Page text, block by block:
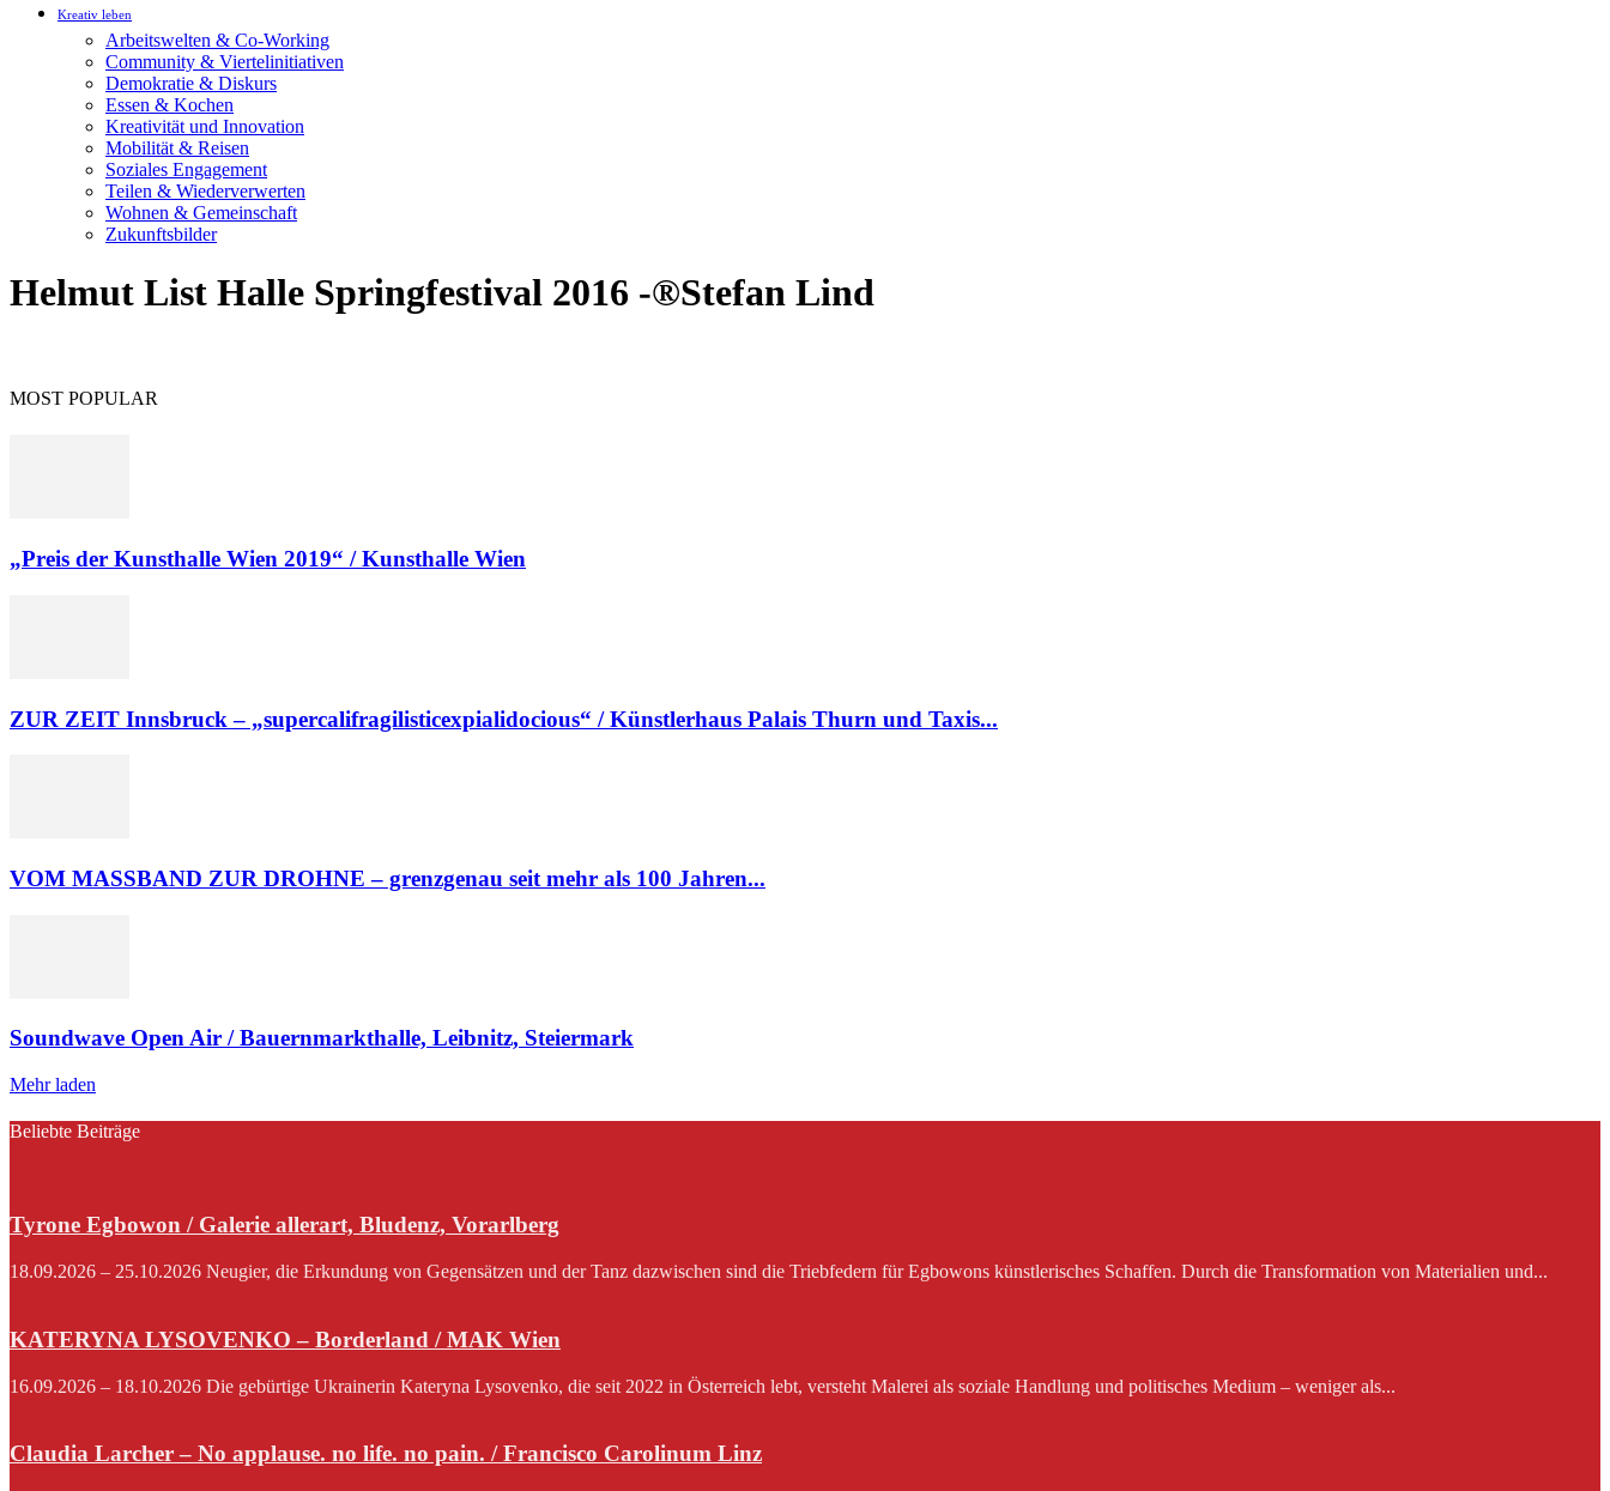
Kreativ leben
Arbeitswelten & Co-Working
Community & Viertelinitiativen
Demokratie & Diskurs
Essen & Kochen
Kreativität und Innovation
Mobilität & Reisen
Soziales Engagement
Teilen & Wiederverwerten
Wohnen & Gemeinschaft
Zukunftsbilder
Helmut List Halle Springfestival 2016 -®Stefan Lind
MOST POPULAR
„Preis der Kunsthalle Wien 2019“ / Kunsthalle Wien
ZUR ZEIT Innsbruck – „supercalifragilisticexpialidocious“ / Künstlerhaus Palais Thurn und Taxis...
VOM MASSBAND ZUR DROHNE – grenzgenau seit mehr als 100 Jahren...
Soundwave Open Air / Bauernmarkthalle, Leibnitz, Steiermark
Mehr laden
Beliebte Beiträge
Tyrone Egbowon / Galerie allerart, Bludenz, Vorarlberg
18.09.2026 – 25.10.2026 Neugier, die Erkundung von Gegensätzen und der Tanz dazwischen sind die Triebfedern für Egbowons künstlerisches Schaffen. Durch die Transformation von Materialien und...
KATERYNA LYSOVENKO – Borderland / MAK Wien
16.09.2026 – 18.10.2026 Die gebürtige Ukrainerin Kateryna Lysovenko, die seit 2022 in Österreich lebt, versteht Malerei als soziale Handlung und politisches Medium – weniger als...
Claudia Larcher – No applause. no life. no pain. / Francisco Carolinum Linz